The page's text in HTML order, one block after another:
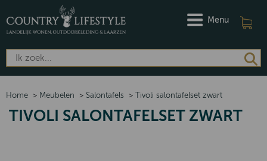
Menu
Home > Meubelen > Salontafels > Tivoli salontafelset zwart
TIVOLI SALONTAFELSET ZWART